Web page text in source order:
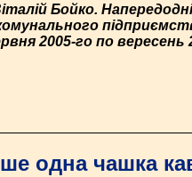
Бойко. Напередодні
2005-го по вересень
одна чашка